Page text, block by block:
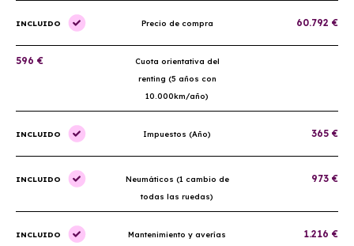
INCLUIDO Precio de compra 60.792 €
596 €
Cuota orientativa del
renting (5 años con
10.000km/año)
INCLUIDO Impuestos (Año) 365 €
INCLUIDO
Neumáticos (1 cambio de
todas las ruedas)
973 €
INCLUIDO
Mantenimiento y averías
1.216 €